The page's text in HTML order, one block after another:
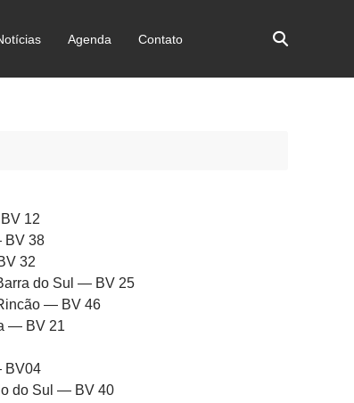
Agenda Contato
12
BV 38
32
do Sul — BV 25
— BV 46
— BV 21
BV04
do Sul — BV 40